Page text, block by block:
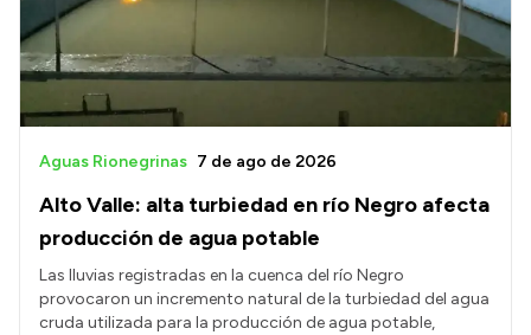
Alto Valle: alta turbiedad en río Negro afecta
producción de agua potable
Aguas Rionegrinas 7 de ago de 2026
Las lluvias registradas en la cuenca del río Negro
provocaron un incremento natural de la turbiedad del agua
cruda utilizada para la producción de agua potable,